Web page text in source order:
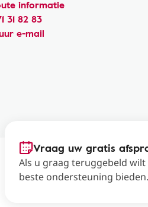
informatie
31 82 83
e-mail
Vraag uw gratis
Als u graag teruggebeld
beste ondersteuning bieden.